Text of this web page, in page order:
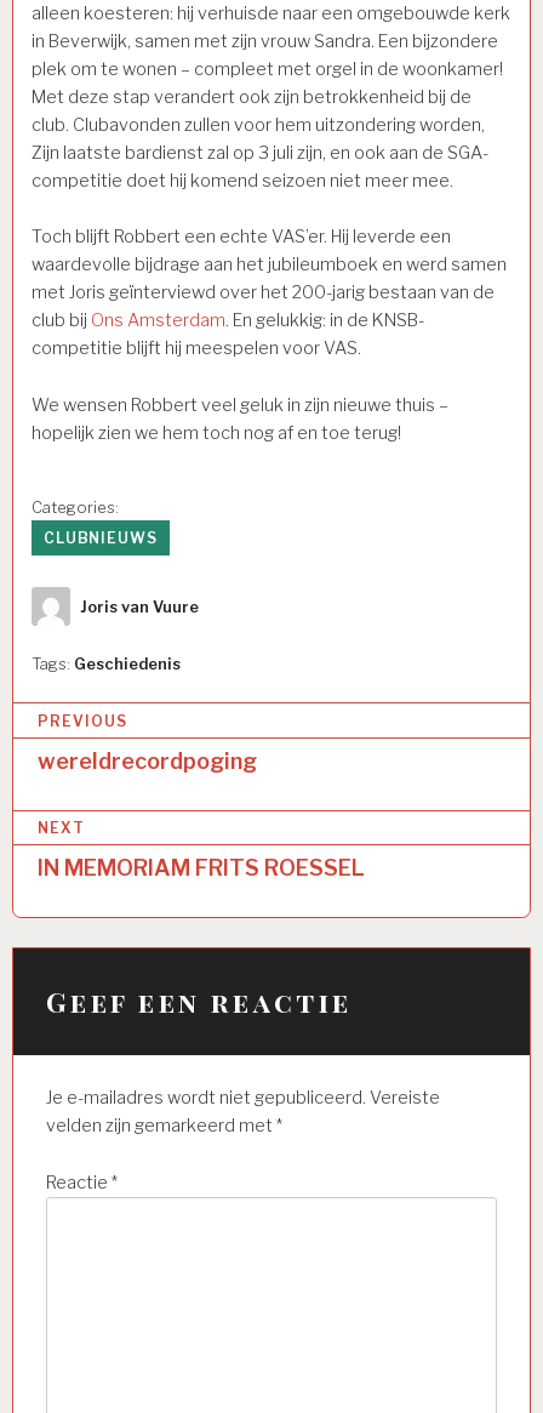
alleen koesteren: hij verhuisde naar een omgebouwde kerk
in Beverwijk, samen met zijn vrouw Sandra. Een bijzondere
plek om te wonen – compleet met orgel in de woonkamer!
Met deze stap verandert ook zijn betrokkenheid bij de
club. Clubavonden zullen voor hem uitzondering worden,
Zijn laatste bardienst zal op 3 juli zijn, en ook aan de SGA-
competitie doet hij komend seizoen niet meer mee.
Toch blijft Robbert een echte VAS’er. Hij leverde een
waardevolle bijdrage aan het jubileumboek en werd samen
met Joris geïnterviewd over het 200-jarig bestaan van de
club bij Ons Amsterdam. En gelukkig: in de KNSB-
competitie blijft hij meespelen voor VAS.
We wensen Robbert veel geluk in zijn nieuwe thuis –
hopelijk zien we hem toch nog af en toe terug!
Categories:
CLUBNIEUWS
Author
Joris van Vuure
Tags: Geschiedenis
Bericht
navigatie
PREVIOUS
wereldrecordpoging
NEXT
IN MEMORIAM FRITS ROESSEL
Geef een reactie
Je e-mailadres wordt niet gepubliceerd. Vereiste
velden zijn gemarkeerd met *
Reactie *